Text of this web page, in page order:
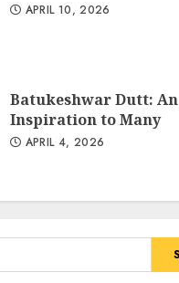
APRIL 10, 2026
Batukeshwar Dutt: An
Inspiration to Many
APRIL 4, 2026